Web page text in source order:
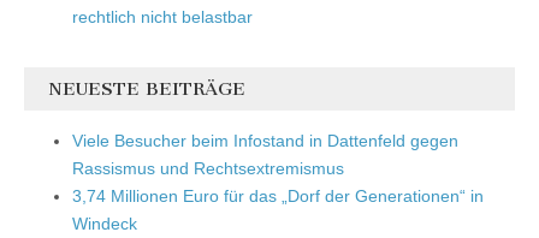
rechtlich nicht belastbar
NEUESTE BEITRÄGE
Viele Besucher beim Infostand in Dattenfeld gegen
Rassismus und Rechtsextremismus
3,74 Millionen Euro für das „Dorf der Generationen“ in
Windeck